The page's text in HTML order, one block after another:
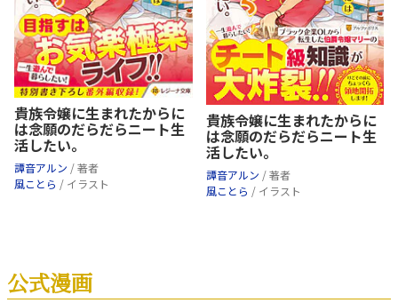
貴族令嬢に生まれたからに
は念願のだらだらニート生
活したい。
譚音アルン / 著者
風ことら / イラスト
貴族令嬢に生まれたからに
は念願のだらだらニート生
活したい。
譚音アルン / 著者
風ことら / イラスト
公式漫画